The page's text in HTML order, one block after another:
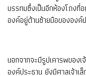
บรรทมซึ่งเป็นอีกห้องโถงที่
องค์อยู่ด้านซ้ายมือขององค์
นอกจากจะมีรูปเคารพของ
องค์ประธาน ยังมีศาลเจ้าเ